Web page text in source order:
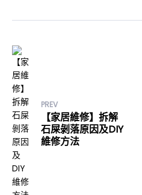
PREV
【家居維修】拆解
石屎剝落原因及DIY
維修方法